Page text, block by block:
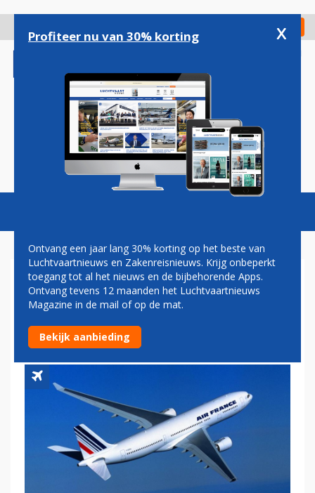
gaan
Check in
Magazine Podcasts Vacatures
FRANSE RECHTER: GEEN
SCHULD AIRBUS EN AIR
FRANCE AAN CRASH A330
Profiteer nu van 30% korting x
Ontvang een jaar lang 30% korting op het beste van
Luchtvaartnieuws en Zakenreisnieuws. Krijg onbeperkt
toegang tot al het nieuws en de bijbehorende Apps.
Ontvang tevens 12 maanden het Luchtvaartnieuws
Magazine in de mail of op de mat.
Bekijk aanbieding